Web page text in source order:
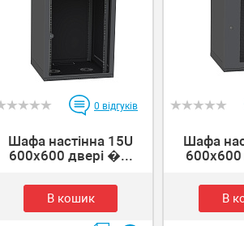
0 відгуків
Шафа настінна 15U
600x600 двері �...
В кошик
Шафа
В